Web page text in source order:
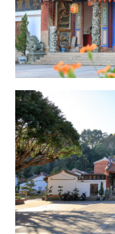
港
天
后
宮
馬
遶
境
經
過
寶
藏
寺，
曾
暫
住